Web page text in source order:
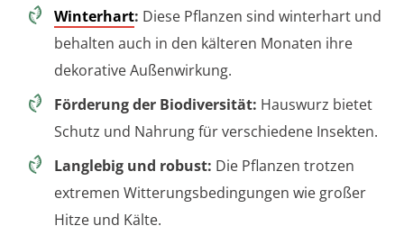
Winterhart: Diese Pflanzen sind winterhart und
behalten auch in den kälteren Monaten ihre
dekorative Außenwirkung.
Förderung der Biodiversität: Hauswurz bietet
Schutz und Nahrung für verschiedene Insekten.
Langlebig und robust: Die Pflanzen trotzen
extremen Witterungsbedingungen wie großer
Hitze und Kälte.